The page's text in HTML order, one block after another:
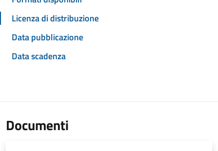
Licenza di distribuzione
Data pubblicazione
Data scadenza
Documenti